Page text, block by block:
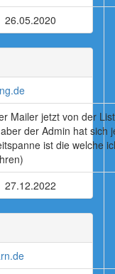
26.05.2020
Mailer jetzt von der
der Admin hat sich
ist die welche
27.12.2022